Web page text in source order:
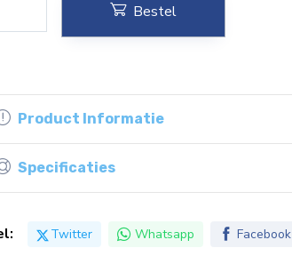
Bestel
Product Informatie
Specificaties
Twitter Whatsapp Facebook